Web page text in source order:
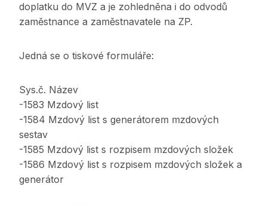
doplatku do MVZ a je zohledněna i do odvodů
zaměstnance a zaměstnavatele na ZP.
Jedná se o tiskové formuláře:
Sys.č. Název
-1583 Mzdový list
-1584 Mzdový list s generátorem mzdových
sestav
-1585 Mzdový list s rozpisem mzdových složek
-1586 Mzdový list s rozpisem mzdových složek a
generátor